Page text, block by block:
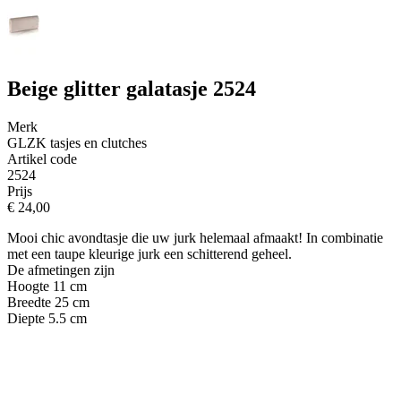
Beige glitter galatasje 2524
Merk
GLZK tasjes en clutches
Artikel code
2524
Prijs
€ 24,00
Mooi chic avondtasje die uw jurk helemaal afmaakt! In combinatie
met een taupe kleurige jurk een schitterend geheel.
De afmetingen zijn
Hoogte 11 cm
Breedte 25 cm
Diepte 5.5 cm